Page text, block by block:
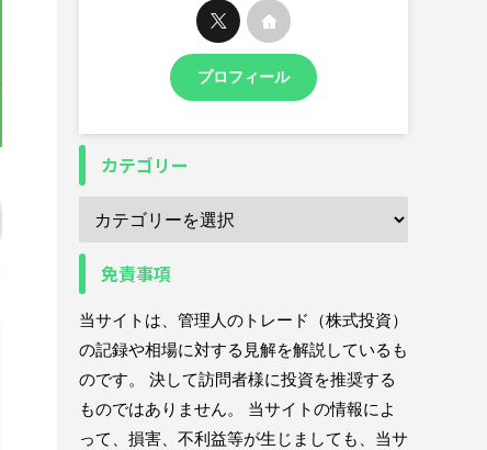
プロフィール
カテゴリー
免責事項
当サイトは、管理人のトレード（株式投資）
の記録や相場に対する見解を解説しているも
のです。 決して訪問者様に投資を推奨する
ものではありません。 当サイトの情報によ
って、損害、不利益等が生じましても、当サ